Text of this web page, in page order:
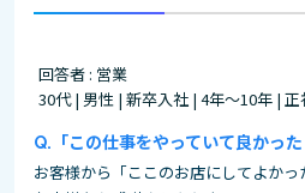
回答者 : 営業
30代 | 男性 | 新卒入社 | 4年～10年 | 正
「この仕事をやっていて良かっ
お客様から「ここのお店にしてよかっ